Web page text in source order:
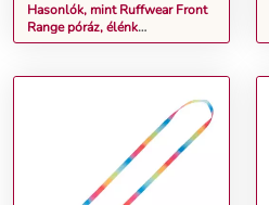
Hasonlók, mint Ruffwear Front
Range póráz, élénk
narancssárga kutyáknak - 150